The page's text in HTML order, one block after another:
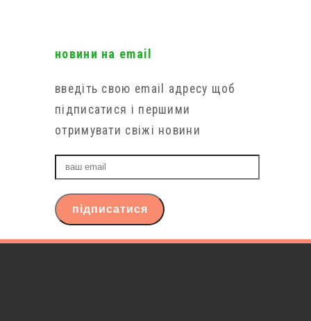
новини на email
введіть свою email адресу щоб
підписатися і першими
отримувати свіжі новини
ваш
email
підписатися